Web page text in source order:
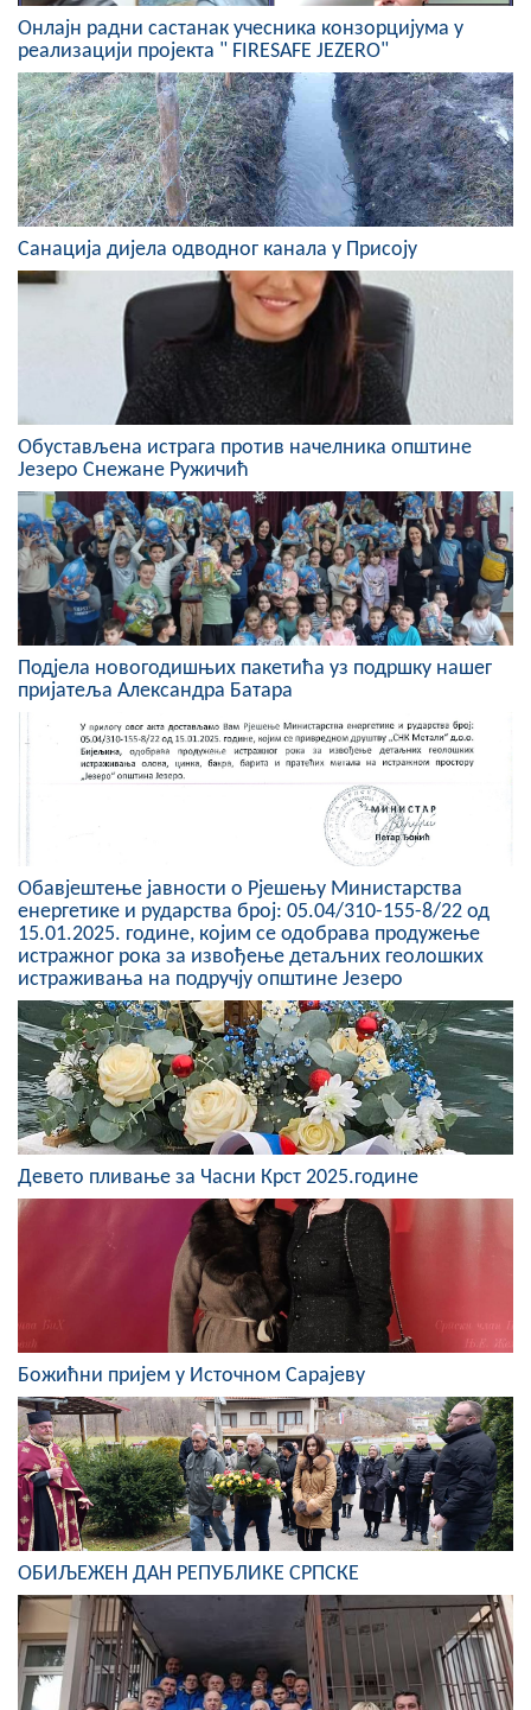
НАЧЕЛНИК
О Начелнику
Замјеник начелника
Извјештај о раду начелника
СКУПШТИНА
Статут Општине
Скупштинско вијеће општине језеро
Састав Скупштине
Службени Гласници
ОПШТИНСКА УПРАВА
ИНФО
Вијести
Активности
Јавни позиви
Обавјештења
Заштита од пожара
Геоистраживања
ФИНАНСИЈЕ
ПРИВРЕДА
Пољопривреда
Туризам
Спорт
ЦИВИЛНА ЗАШТИТА
КОНТАКТ
Oнлајн радни састанак учесника конзорцијума у
реализацији пројекта " FIRESAFE JEZERO"
Санација дијела одводног канала у Присоју
Обустављена истрага против начелника општине
Језеро Снежане Ружичић
Подјела новогодишњих пакетића уз подршку нашег
пријатеља Александра Батара
Обавјештење јавности о Рјешењу Министарства
енергетике и рударства број: 05.04/310-155-8/22 од
15.01.2025. године, којим се одобрава продужење
истражног рока за извођење детаљних геолошких
истраживања на подручју општине Језеро
Девето пливање за Часни Крст 2025.године
Божићни пријем у Источном Сарајеву
ОБИЉЕЖЕН ДАН РЕПУБЛИКЕ СРПСКЕ